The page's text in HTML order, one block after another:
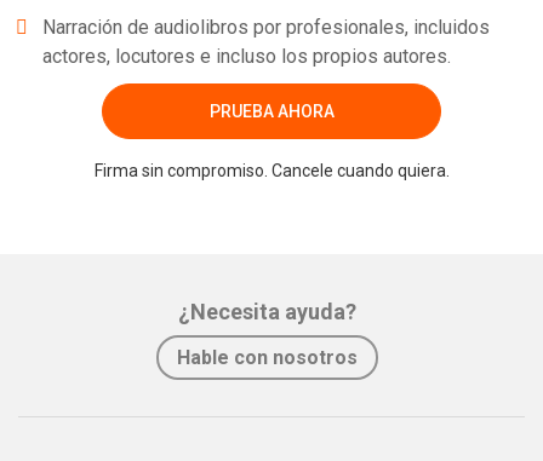
Narración de audiolibros por profesionales, incluidos
actores, locutores e incluso los propios autores.
PRUEBA AHORA
Firma sin compromiso. Cancele cuando quiera.
¿Necesita ayuda?
Hable con nosotros